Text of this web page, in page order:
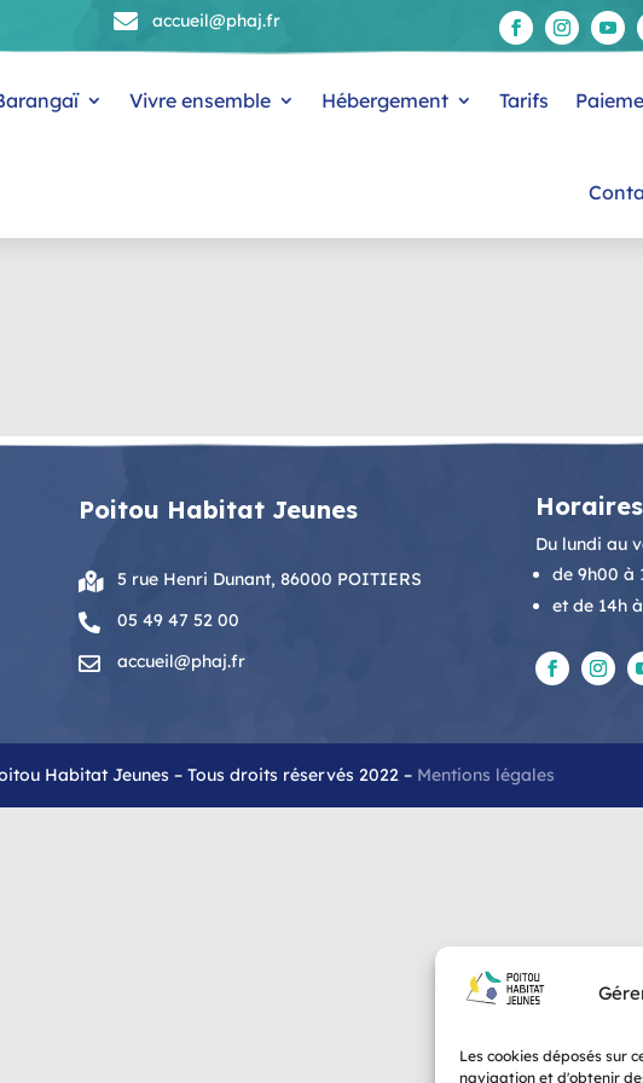
Les cookies déposés sur
navigation et d'obtenir
 accueil@phaj.fr
Vivre ensemble Hébergement Tarifs
Poitou Habitat Jeunes

5 rue Henri Dunant, 86000 POITIERS

05 49 47 52 00

accueil@phaj.fr
Du lundi au
de 9h00 à
et de 14h
Habitat Jeunes – Tous droits réservés 2022 – Mentions légales